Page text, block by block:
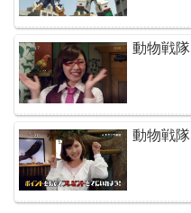
動物戦
動物戦